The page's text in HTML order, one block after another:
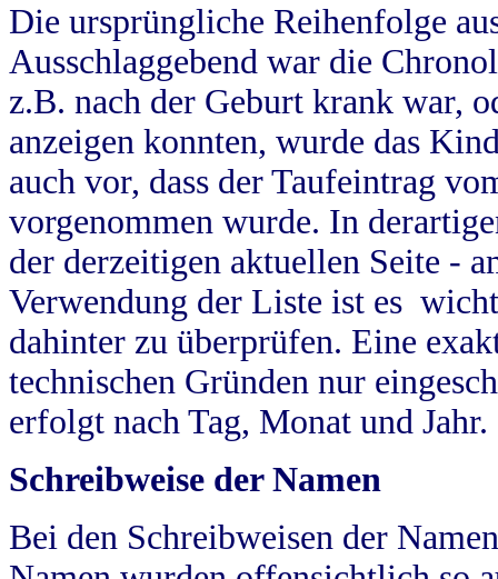
Die ursprüngliche Reihenfolge
Ausschlaggebend war die
z.B. nach der Geburt krank war,
anzeigen konnten, wurde das
auch vor, dass der Taufeintrag
vorgenommen wurde. In
der derzeitigen aktuellen Seite -
Verwendung der Liste ist es
dahinter zu überprüfen. Eine
technischen Gründen nur
erfolgt nach Tag, Monat und Jahr.
Schreibweise der Namen
Bei den Schreibweisen der